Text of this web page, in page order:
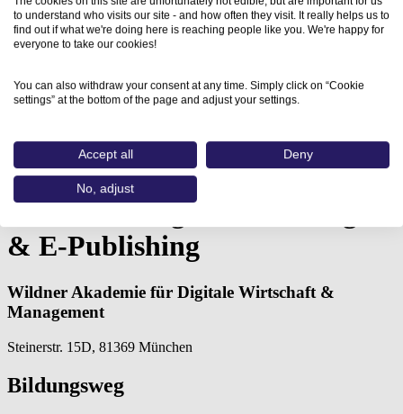
Aus- und Weiterbildungen
Weiterbildung Grafik, Design &…
Weiterbildung Grafik, Design
& E-Publishing
Wildner Akademie für Digitale Wirtschaft &
Management
Steinerstr. 15D, 81369 München
Bildungsweg
to understand who visits our site - and how often they visit. It really helps us to
find out if what we're doing here is reaching people like you. We're happy for
everyone to take our cookies!
You can also withdraw your consent at any time. Simply click on “Cookie
settings” at the bottom of the page and adjust your settings.
Accept all Deny
No, adjust